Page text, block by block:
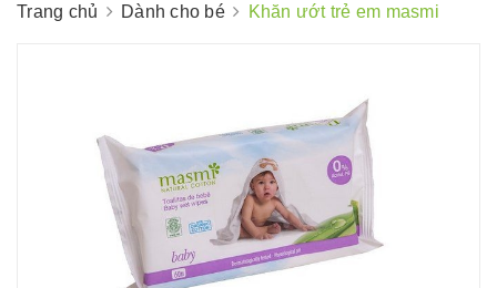
Trang chủ Dành cho bé Khăn ướt trẻ em masmi